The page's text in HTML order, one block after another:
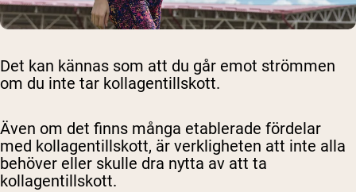
Det kan kännas som att du går emot strömmen
om du inte tar kollagentillskott.
Även om det finns många etablerade fördelar
med kollagentillskott, är verkligheten att inte alla
behöver eller skulle dra nytta av att ta
kollagentillskott.